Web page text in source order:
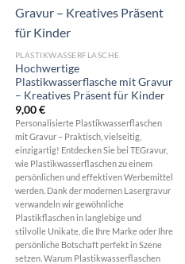
PLASTIKWASSERFLASCHE
Hochwertige
Plastikwasserflasche mit Gravur
– Kreatives Präsent für Kinder
9,00€
Personalisierte Plastikwasserflaschen
mit Gravur – Praktisch, vielseitig,
einzigartig! Entdecken Sie bei TEGravur,
wie Plastikwasserflaschen zu einem
persönlichen und effektiven Werbemittel
werden. Dank der modernen Lasergravur
verwandeln wir gewöhnliche
Plastikflaschen in langlebige und
stilvolle Unikate, die Ihre Marke oder Ihre
persönliche Botschaft perfekt in Szene
setzen. Warum Plastikwasserflaschen